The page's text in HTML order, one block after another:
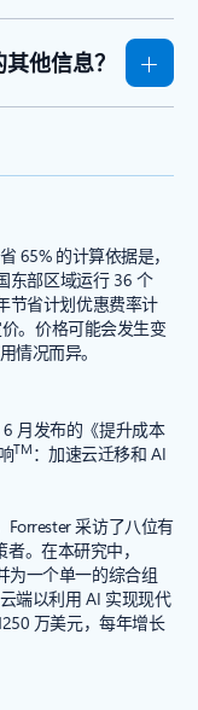
他信息？
65% 的计算依据是，
东部区域运行 36 个
节省计划优惠费率计
。价格可能会发生变
情况而异。
月发布的《提升成本
TM ：加速云迁移和 AI
采访了八位有
。在本研究中，
为一个单一的综合组
端以利用 AI 实现现代
万美元，每年增长